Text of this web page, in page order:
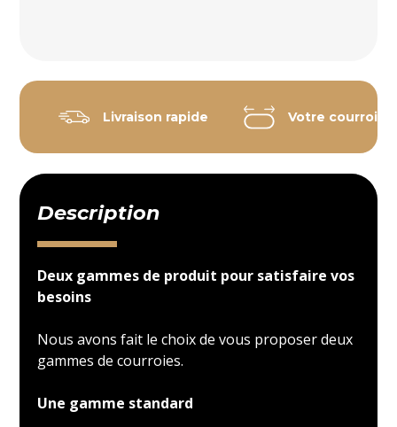
Livraison rapide Votre courroie
Description
Deux gammes de produit pour satisfaire vos
besoins
Nous avons fait le choix de vous proposer deux
gammes de courroies.
Une gamme standard